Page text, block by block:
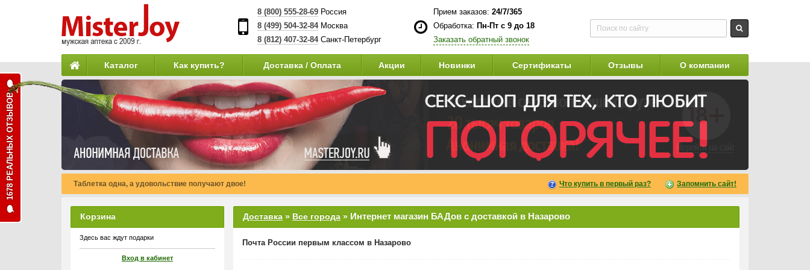
8 (800) 555-28-69Россия
8 (499) 504-32-84Москва
8 (812) 407-32-84 Санкт-Петербург
Прием заказов: 24/7/365
Обработка: Пн-Пт с 9 до 18
Заказать обратный звонок
Каталог Как купить? Доставка / Оплата Акции Новинки Сертификаты Отзывы О компании
Таблетка одна, а удовольствие получают двое! Что купить в первый раз? Запомнить сайт!
Доставка » Все города » Интернет магазин БАДов с доставкой в Назарово
Почта России первым классом в Назарово
Корзина
Здесь вас ждут подарки
Вход в кабинет
1678 РЕАЛЬНЫХ ОТЗЫВОВ